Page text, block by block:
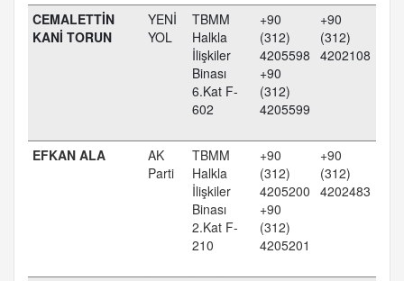
CEMALETTİN
KANİ TORUN
YENİ
YOL
TBMM
Halkla
İlişkiler
Binası
6.Kat F-
602
+90
(312)
4205598
+90
(312)
4205599
+90
(312)
4202108
EFKAN ALA
AK
Parti
TBMM
Halkla
İlişkiler
Binası
2.Kat F-
210
+90
(312)
4205200
+90
(312)
4205201
+90
(312)
4202483